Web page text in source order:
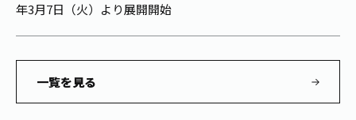
年3月7日（火）より展開開始
一覧を見る